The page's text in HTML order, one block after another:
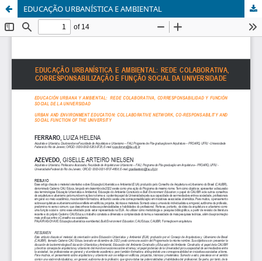
EDUCAÇÃO URBANÍSTICA E AMBIENTAL